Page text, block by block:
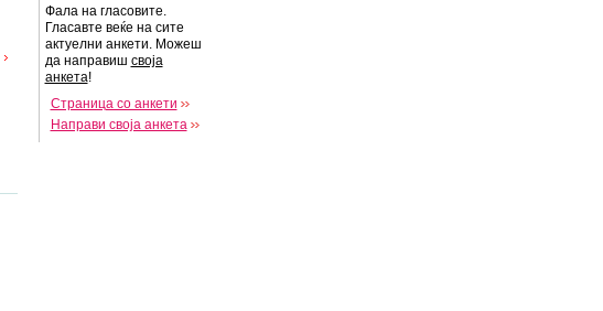
Фала на гласовите.
Гласавте веќе на сите
актуелни анкети. Можеш
да направиш своја
анкета!
Страница со анкети
Направи своја анкета